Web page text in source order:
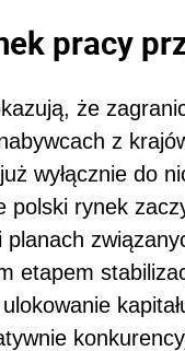
pracy
że
z
wyłącznie do
polski rynek
planach
etapem